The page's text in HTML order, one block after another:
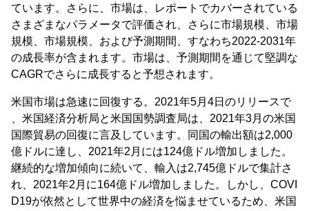
ています。さらに、市場は、レポートでカバーされている
さまざまなパラメータで評価され、さらに市場規模、市場
規模、市場規模、および予測期間、すなわち2022-2031年
の成長率が含まれます。市場は、予測期間を通じて堅調な
CAGRでさらに成長すると予想されます。
米国市場は急速に回復する。2021年5月4日のリリースで
、米国経済分析局と米国国勢調査局は、2021年3月の米国
国際貿易の回復に言及しています。同国の輸出額は2,000
億ドルに達し、2021年2月には124億ドル増加しました。
継続的な増加傾向に続いて、輸入は2,745億ドルで集計さ
れ、2021年2月に164億ドル増加しました。しかし、COVI
D19が依然として世界中の経済を悩ませているため、米国